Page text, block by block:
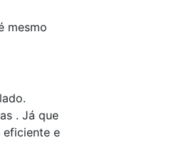
mesmo
. Já que
eficiente e